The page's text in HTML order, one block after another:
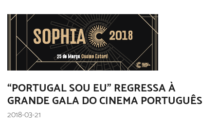
“PORTUGAL SOU EU” REGRESSA À
GRANDE GALA DO CINEMA PORTUGUÊS
2018-03-21